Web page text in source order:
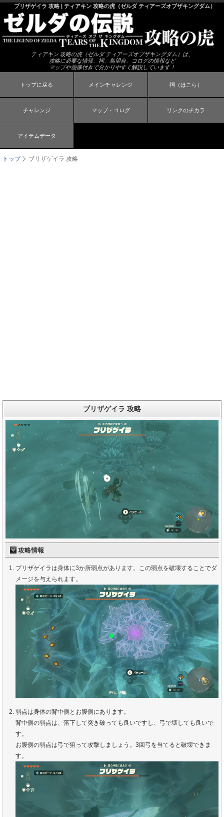
ブリザゲイラ 攻略 | ティアキン 攻略の虎（ゼルダ ティアーズオブザキングダム）
ティアキン 攻略の虎（ゼルダ ティアーズオブザキングダム）は、
攻略に必要な情報、祠、鳥望台、コログの情報など
マップや画像付きで分かりやすく解説しています！
トップに戻る メインチャレンジ 祠（ほこら）
チャレンジ マップ・コログ リンクのチカラ
アイテムデータ
トップ ブリザゲイラ 攻略
ブリザゲイラ 攻略
攻略情報
ブリザゲイラは身体に3か所弱点があります。この弱点を破壊することでダ
メージを与えられます。
弱点は身体の背中側とお腹側にあります。
背中側の弱点は、落下して突き破っても良いですし、弓で壊しても良いで
す。
お腹側の弱点は弓で狙って攻撃しましょう。3回弓を当てると破壊できま
す。